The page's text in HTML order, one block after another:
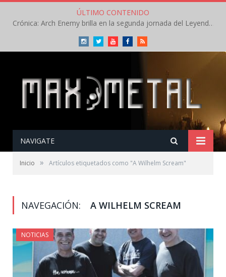
ÚLTIMO CONTENIDO
Crónica: Arch Enemy brilla en la segunda jornada del Leyendas del Rock – Jueves – Agosto 2026
InstagramTwitterYoutubeFacebookRSS
NAVIGATE
Inicio » Artículos etiquetados como "A Wilhelm Scream"
NAVEGACIÓN: A WILHELM SCREAM
NOTICIAS